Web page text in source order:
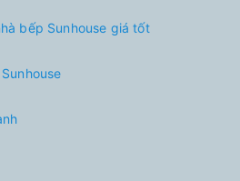
bếp Sunhouse giá tốt